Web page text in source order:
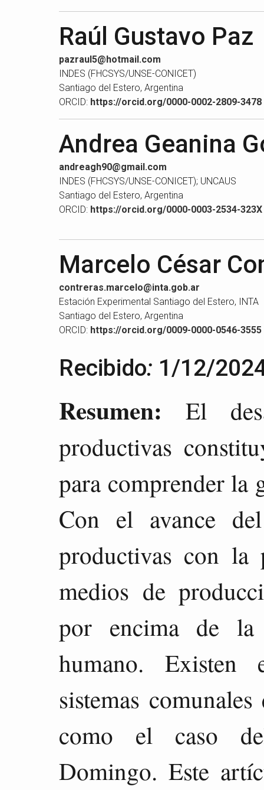
Raúl Gustavo Paz
pazraul5@hotmail.com
INDES (FHCSYS/UNSE-CONICET)
Santiago del Estero, Argentina
ORCID: https://orcid.org/0000-0002-2809-3478
Andrea Geanina
andreagh90@gmail.com
INDES (FHCSYS/UNSE-CONICET); UNCAUS
Santiago del Estero, Argentina
ORCID: https://orcid.org/0000-0003-2534-323X
Marcelo César
contreras.marcelo@inta.gob.ar
Estación Experimental Santiago del Estero, INTA
Santiago del Estero, Argentina
ORCID: https://orcid.org/0009-0000-0546-3555
Recibido: 1/12/
Resumen: El
productivas
para comprender la
Con el avance
productivas con la
medios de
por encima de la
humano. Existen
sistemas
como el caso
Domingo. Este